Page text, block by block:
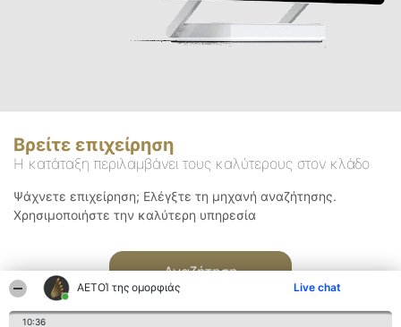
ΑΕΤΟΊ της ομορφιάς Live chat
10:36
Βρείτε επιχείρηση
Η κατάταξη περιλαμβάνει τους καλύτερους στον κλάδο
Ψάχνετε επιχείρηση; Ελέγξτε τη μηχανή αναζήτησης.
Χρησιμοποιήστε την καλύτερη υπηρεσία
Αναζήτηση